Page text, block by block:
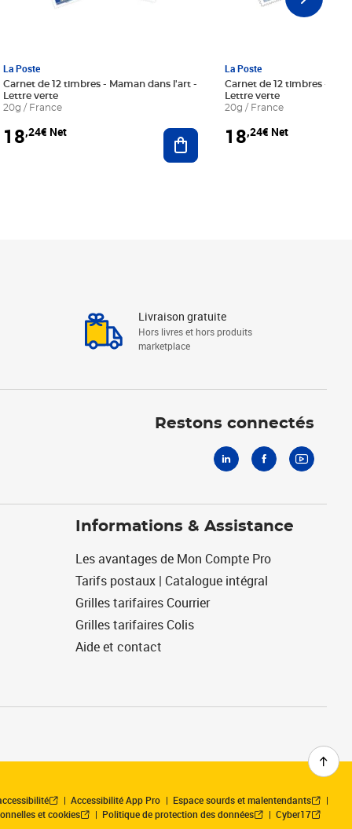
au panier
La Poste
Carnet de 12 timbres - Maman dans l'art -
Lettre verte
20g / France
18,24€ Net Ajouter au panier
La Poste
Carnet de 12 timbres - Le
Lettre verte
20g / France
18,24€ Net
Livraison gratuite
Hors livres et hors produits
marketplace
Restons connectés
Informations & Assistance
Les avantages de Mon Compte Pro
Tarifs postaux | Catalogue intégral
Grilles tarifaires Courrier
Grilles tarifaires Colis
Aide et contact
Accessibilité App Pro
Espace sourds et malentendants
et cookies
Politique de protection des données Cyber17